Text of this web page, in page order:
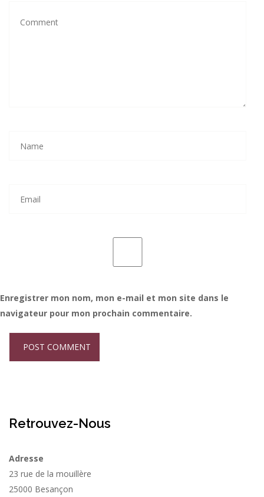
Enregistrer mon nom, mon e-mail et mon site dans le
navigateur pour mon prochain commentaire.
Retrouvez-Nous
Adresse
23 rue de la mouillère
25000 Besançon